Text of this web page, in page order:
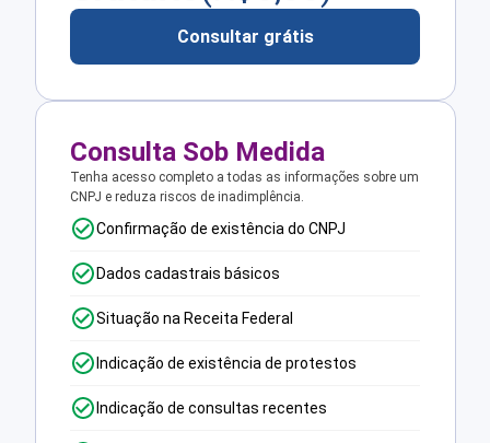
Consultar grátis
Consulta Sob Medida
Tenha acesso completo a todas as informações sobre um
CNPJ e reduza riscos de inadimplência.
Confirmação de existência do CNPJ
Dados cadastrais básicos
Situação na Receita Federal
Indicação de existência de protestos
Indicação de consultas recentes